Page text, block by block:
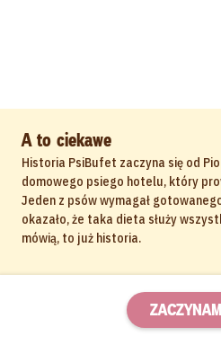
A to ciekawe
Historia PsiBufet zaczyna się od
domowego psiego hotelu, który
Jeden z psów wymagał
okazało, że taka dieta służy
mówią, to już historia.